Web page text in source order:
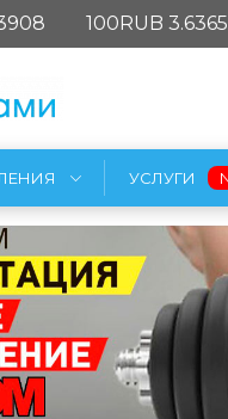
100RUB 3.6365
УСЛУГИ